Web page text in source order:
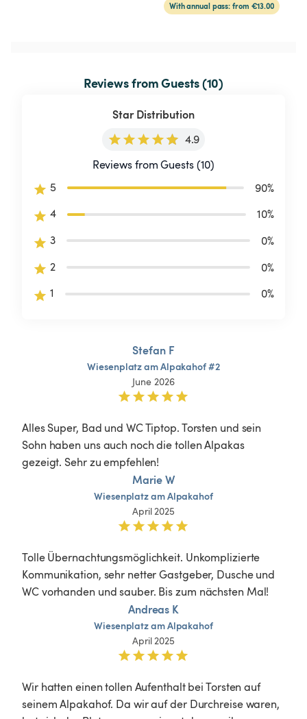
With annual pass: from €13.00
Reviews from Guests (10)
Star Distribution
4.9
Reviews from Guests (10)
5
90%
4
10%
3
0%
2
0%
1
0%
Stefan F
WiesenplatzamAlpakahof#2
June 2026
Alles Super, Bad und WC Tiptop. Torsten und sein
Sohn haben uns auch noch die tollen Alpakas
gezeigt. Sehr zu empfehlen!
Marie W
WiesenplatzamAlpakahof
April 2025
Tolle Übernachtungsmöglichkeit. Unkomplizierte
Kommunikation, sehr netter Gastgeber, Dusche und
WC vorhanden und sauber. Bis zum nächsten Mal!
Andreas K
WiesenplatzamAlpakahof
April 2025
Wir hatten einen tollen Aufenthalt bei Torsten auf
seinem Alpakahof. Da wir auf der Durchreise waren,